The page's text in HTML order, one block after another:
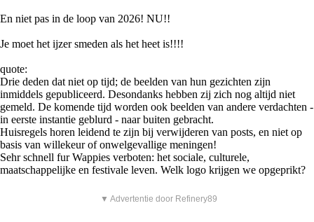
En niet pas in de loop van 2026! NU!!
Je moet het ijzer smeden als het heet is!!!!
quote:
Drie deden dat niet op tijd; de beelden van hun gezichten zijn
inmiddels gepubliceerd. Desondanks hebben zij zich nog altijd niet
gemeld. De komende tijd worden ook beelden van andere verdachten -
in eerste instantie geblurd - naar buiten gebracht.
Huisregels horen leidend te zijn bij verwijderen van posts, en niet op
basis van willekeur of onwelgevallige meningen!
Sehr schnell fur Wappies verboten: het sociale, culturele,
maatschappelijke en festivale leven. Welk logo krijgen we opgeprikt?
▼ Advertentie door Refinery89